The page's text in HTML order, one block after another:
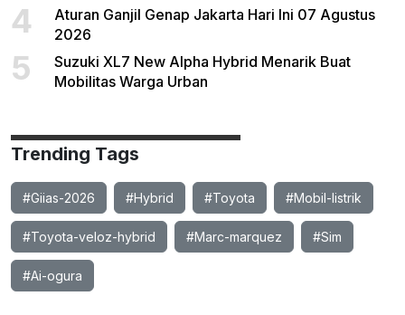
4
Aturan Ganjil Genap Jakarta Hari Ini 07 Agustus
2026
5
Suzuki XL7 New Alpha Hybrid Menarik Buat
Mobilitas Warga Urban
Trending Tags
#Giias-2026 #Hybrid #Toyota #Mobil-listrik
#Toyota-veloz-hybrid #Marc-marquez #Sim
#Ai-ogura